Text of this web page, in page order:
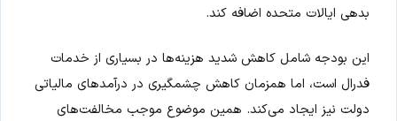
بدهی ایالات متحده اضافه کند.
این بودجه شامل کاهش شدید هزینه‌ها در بسیاری از خدمات
فدرال است، اما همزمان کاهش چشمگیری در درآمدهای مالیاتی
دولت نیز ایجاد می‌کند. همین موضوع موجب مخالفت‌های